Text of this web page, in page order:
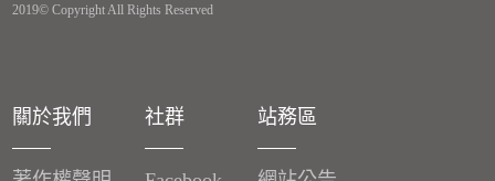
2019© Copyright All Rights Reserved
關於我們 社群 站務區